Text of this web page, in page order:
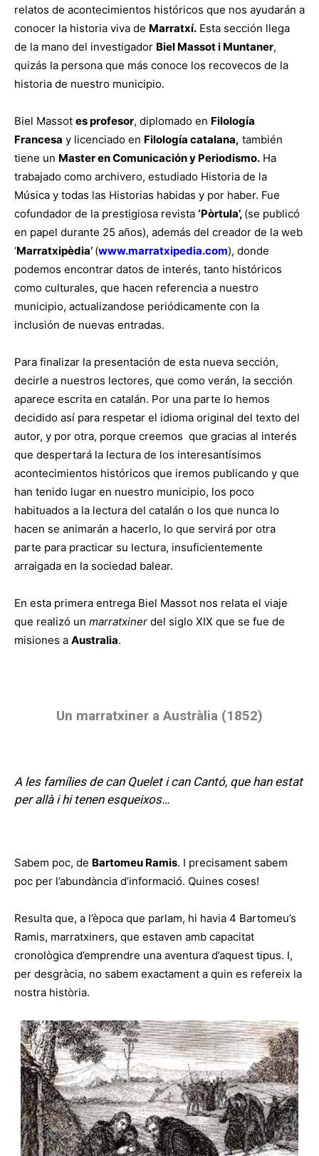
relatos de acontecimientos históricos que nos ayudarán a
conocer la historia viva de Marratxí. Esta sección llega
de la mano del investigador Biel Massot i Muntaner,
quizás la persona que más conoce los recovecos de la
historia de nuestro municipio.
Biel Massot es profesor, diplomado en Filología
Francesa y licenciado en Filología catalana, también
tiene un Master en Comunicación y Periodismo. Ha
trabajado como archivero, estudiado Historia de la
Música y todas las Historias habidas y por haber. Fue
cofundador de la prestigiosa revista ‘Pòrtula’, (se publicó
en papel durante 25 años), además del creador de la web
‘Marratxipèdia’ (www.marratxipedia.com), donde
podemos encontrar datos de interés, tanto históricos
como culturales, que hacen referencia a nuestro
municipio, actualizandose periódicamente con la
inclusión de nuevas entradas.
Para finalizar la presentación de esta nueva sección,
decirle a nuestros lectores, que como verán, la sección
aparece escrita en catalán. Por una parte lo hemos
decidido así para respetar el idioma original del texto del
autor, y por otra, porque creemos que gracias al interés
que despertará la lectura de los interesantísimos
acontecimientos históricos que iremos publicando y que
han tenido lugar en nuestro municipio, los poco
habituados a la lectura del catalán o los que nunca lo
hacen se animarán a hacerlo, lo que servirá por otra
parte para practicar su lectura, insuficientemente
arraigada en la sociedad balear.
En esta primera entrega Biel Massot nos relata el viaje
que realizó un marratxiner del siglo XIX que se fue de
misiones a Australia.
Un marratxiner a Austràlia (1852)
A les famílies de can Quelet i can Cantó, que han estat
per allà i hi tenen esqueixos…
Sabem poc, de Bartomeu Ramis. I precisament sabem
poc per l’abundància d’informació. Quines coses!
Resulta que, a l’època que parlam, hi havia 4 Bartomeu’s
Ramis, marratxiners, que estaven amb capacitat
cronològica d’emprendre una aventura d’aquest tipus. I,
per desgràcia, no sabem exactament a quin es refereix la
nostra història.